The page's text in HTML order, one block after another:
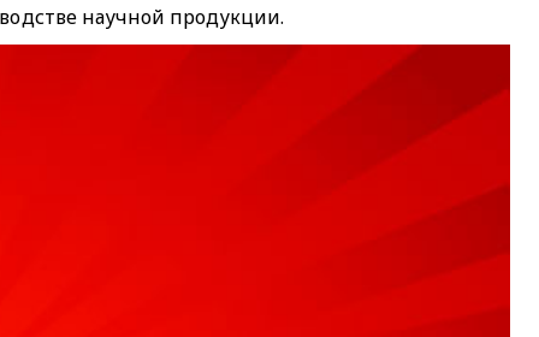
научной продукции.